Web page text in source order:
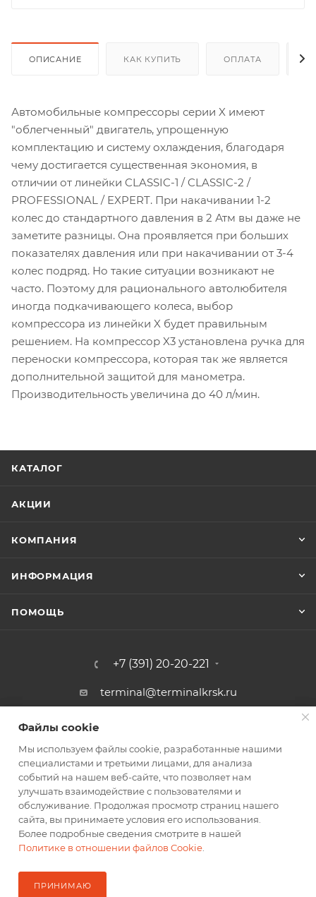
ОПИСАНИЕ КАК КУПИТЬ ОПЛАТА
Автомобильные компрессоры серии X имеют
"облегченный" двигатель, упрощенную
комплектацию и систему охлаждения, благодаря
чему достигается существенная экономия, в
отличии от линейки CLASSIC-1 / CLASSIC-2 /
PROFESSIONAL / EXPERT. При накачивании 1-2
колес до стандартного давления в 2 Атм вы даже не
заметите разницы. Она проявляется при больших
показателях давления или при накачивании от 3-4
колес подряд. Но такие ситуации возникают не
часто. Поэтому для рационального автолюбителя
иногда подкачивающего колеса, выбор
компрессора из линейки X будет правильным
решением. На компрессор X3 установлена ручка для
переноски компрессора, которая так же является
дополнительной защитой для манометра.
Производительность увеличина до 40 л/мин.
КАТАЛОГ
АКЦИИ
КОМПАНИЯ
ИНФОРМАЦИЯ
ПОМОЩЬ
+7 (391) 20-20-221
terminal@terminalkrsk.ru
г. Красноярск, ул. Белинского, 3,
магазин Автомаркет Навигатор
Файлы cookie
Мы используем файлы cookie, разработанные нашими
специалистами и третьими лицами, для анализа
событий на нашем веб-сайте, что позволяет нам
улучшать взаимодействие с пользователями и
обслуживание. Продолжая просмотр страниц нашего
сайта, вы принимаете условия его использования.
Более подробные сведения смотрите в нашей
Политике в отношении файлов Cookie
ПРИНИМАЮ
Файлы cookie
Мы используем файлы cookie, разработанные нашими
специалистами и третьими лицами, для анализа
событий на нашем веб-сайте, что позволяет нам
улучшать взаимодействие с пользователями и
обслуживание. Продолжая просмотр страниц нашего
сайта, вы принимаете условия его использования.
Более подробные сведения смотрите в нашей
Политике в отношении файлов Cookie
ПРИНИМАЮ